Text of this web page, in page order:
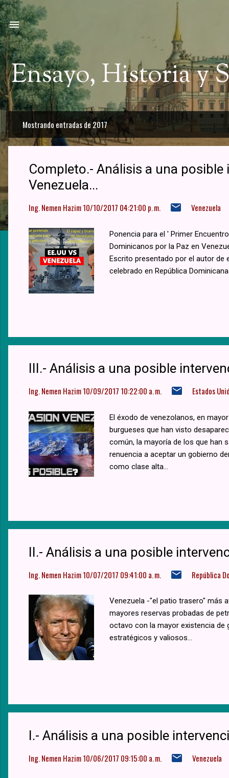
Ensayo, Historia y
n
Mostrando entradas de 2017
Completo.- Análisis a una posible
Venezuela...
Ing. Nemen Hazim10/10/2017 04:21:00 p. m. Venezuela
Ponencia para el ' Primer
Dominicanos por la Paz en
Escrito presentado por el autor de
celebrado en República
III.- Análisis a una posible
Ing. Nemen Hazim10/09/2017 10:22:00 a. m. Estados
El éxodo de venezolanos, en
burgueses que han visto
común, la mayoría de los que han
renuencia a aceptar un gobierno
como clase alta...
II.- Análisis a una posible
Ing. Nemen Hazim10/07/2017 09:41:00 a. m. República
Venezuela -"el patio trasero" más
mayores reservas probadas de
octavo con la mayor existencia de
estratégicos y valiosos...
I.- Análisis a una posible
Ing. Nemen Hazim10/06/2017 09:15:00 a. m. Venezuela